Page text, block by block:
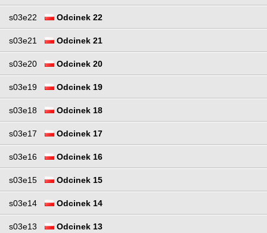
s03e22 Odcinek 22
s03e21 Odcinek 21
s03e20 Odcinek 20
s03e19 Odcinek 19
s03e18 Odcinek 18
s03e17 Odcinek 17
s03e16 Odcinek 16
s03e15 Odcinek 15
s03e14 Odcinek 14
s03e13 Odcinek 13